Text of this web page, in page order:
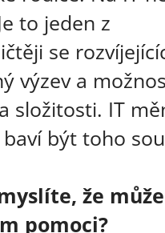
to jeden z
se
výzev a
složitosti. IT
být toho
že
pomoci?